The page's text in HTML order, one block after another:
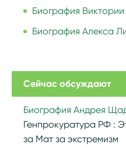
Биография
Биография Алекса
Сейчас обсуждают
Биография Андрея
Генпрокуратура РФ :
за Мат за экстремизм